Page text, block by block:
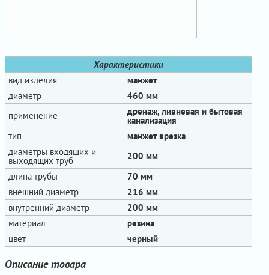
Характеристики
вид изделия
манжет
диаметр
460 мм
применение
дренаж, ливневая и бытовая
канализация
тип
манжет врезка
диаметры входящих и
выходящих труб
200 мм
длина трубы
70 мм
внешний диаметр
216 мм
внутренний диаметр
200 мм
материал
резина
цвет
черный
Описание товара